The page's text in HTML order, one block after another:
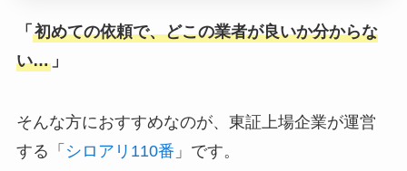
「 初めての依頼で、どこの業者が良いか分からな
い…」
そんな方におすすめなのが、東証上場企業が運営
する「 シロアリ110番 」です。